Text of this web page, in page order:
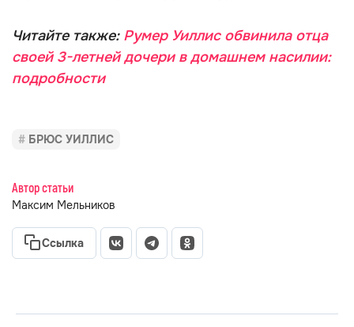
Читайте также: Румер Уиллис обвинила отца
своей 3-летней дочери в домашнем насилии:
подробности
БРЮС УИЛЛИС
Автор статьи
Максим Мельников
Ссылка